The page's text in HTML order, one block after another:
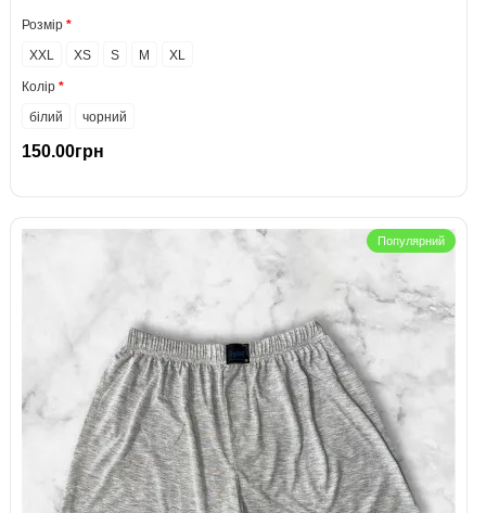
Розмір
XXL
XS S M XL
Колір
білий
чорний
150.00грн
Популярний